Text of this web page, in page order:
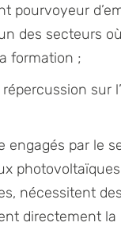
pourvoyeur
des secteurs
formation ;
sur
engagés par le
nécessitent
directement la